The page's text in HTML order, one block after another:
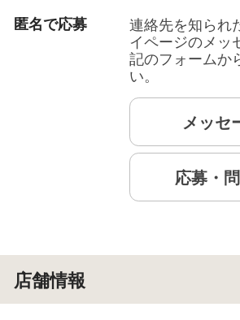
いかに、その様に思って頂ける様
日々出来ているか…
その様に思って頂ける為には、ど
要であるだろうか…
毎日繰り返し考え、沢山尽力出
がら、反省し評価し…
私共は、職場ではまだまだお力
そのほんの一部に大きな存在とし
在とありたい。
匿名で応募
連絡先を知られ
イページのメッ
記のフォームか
い。
メッセ
応募・
店舗情報